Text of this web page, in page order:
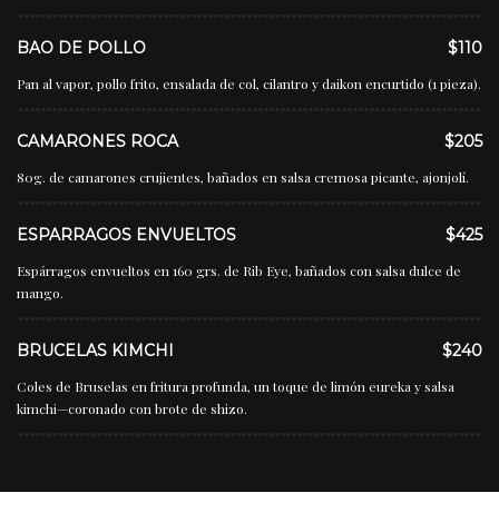
BAO DE POLLO $110
Pan al vapor, pollo frito, ensalada de col, cilantro y daikon encurtido (1 pieza).
CAMARONES ROCA $205
80g. de camarones crujientes, bañados en salsa cremosa picante, ajonjolí.
ESPARRAGOS ENVUELTOS $425
Espárragos envueltos en 160 grs. de Rib Eye, bañados con salsa dulce de
mango.
BRUCELAS KIMCHI $240
Coles de Bruselas en fritura profunda, un toque de limón eureka y salsa
kimchi—coronado con brote de shizo.